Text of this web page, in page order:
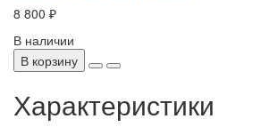
8 800 ₽
В наличии
В корзину
Характеристики